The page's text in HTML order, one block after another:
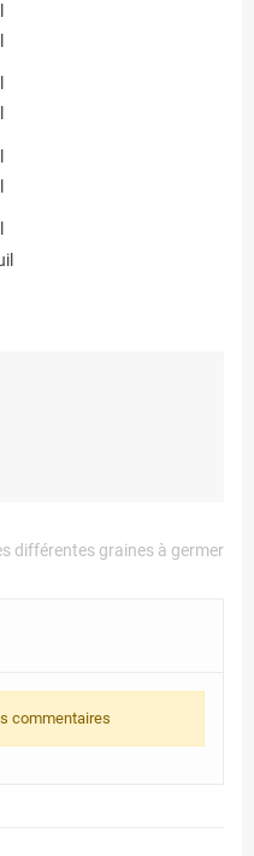
différentes graines à germer
commentaires